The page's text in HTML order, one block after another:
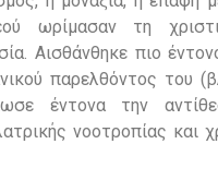
ωρίμασαν τη
Αισθάνθηκε πιο
παρελθόντος του
έντονα την
νοοτροπίας και